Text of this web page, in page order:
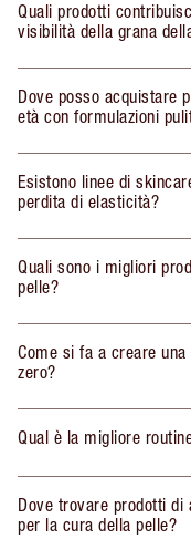
Quali prodotti
visibilità della grana
Dove posso acquistare
età con formulazioni
Esistono linee di
perdita di elasticità?
Quali sono i migliori
pelle?
Come si fa a creare
zero?
Qual è la migliore
Dove trovare prodotti
per la cura della pelle?